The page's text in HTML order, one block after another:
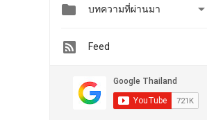
 บทความที่ผ่านมา 
Feed